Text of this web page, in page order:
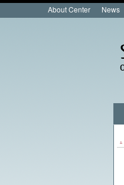
About Center News
.